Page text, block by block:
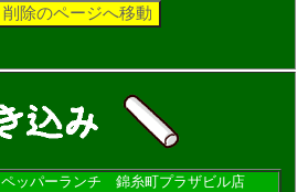
ペッパーランチ 錦糸町プラザビル店